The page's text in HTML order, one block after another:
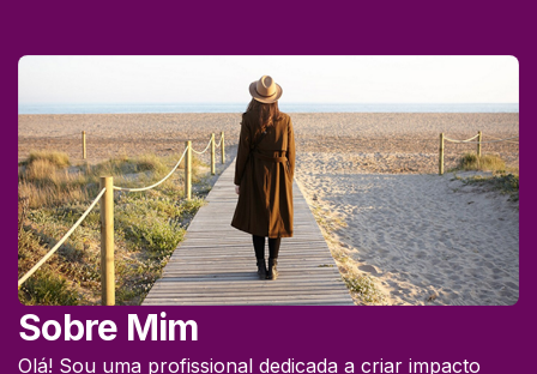
Sobre Mim
Olá! Sou uma profissional dedicada a criar impacto